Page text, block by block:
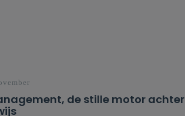
de stille motor achter